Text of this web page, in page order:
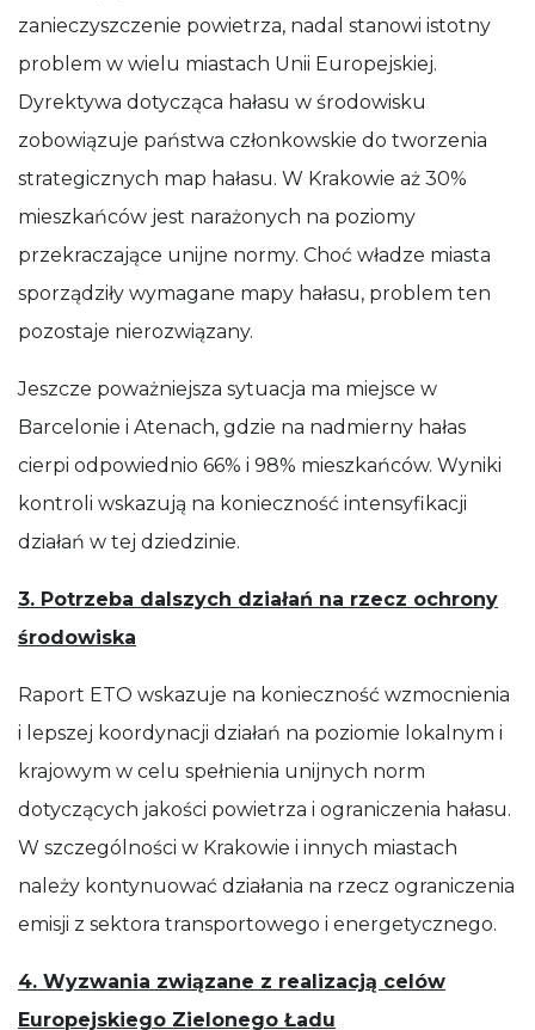
zanieczyszczenie powietrza, nadal stanowi istotny
problem w wielu miastach Unii Europejskiej.
Dyrektywa dotycząca hałasu w środowisku
zobowiązuje państwa członkowskie do tworzenia
strategicznych map hałasu. W Krakowie aż 30%
mieszkańców jest narażonych na poziomy
przekraczające unijne normy. Choć władze miasta
sporządziły wymagane mapy hałasu, problem ten
pozostaje nierozwiązany.
Jeszcze poważniejsza sytuacja ma miejsce w
Barcelonie i Atenach, gdzie na nadmierny hałas
cierpi odpowiednio 66% i 98% mieszkańców. Wyniki
kontroli wskazują na konieczność intensyfikacji
działań w tej dziedzinie.
3. Potrzeba dalszych działań na rzecz ochrony
środowiska
Raport ETO wskazuje na konieczność wzmocnienia
i lepszej koordynacji działań na poziomie lokalnym i
krajowym w celu spełnienia unijnych norm
dotyczących jakości powietrza i ograniczenia hałasu.
W szczególności w Krakowie i innych miastach
należy kontynuować działania na rzecz ograniczenia
emisji z sektora transportowego i energetycznego.
4. Wyzwania związane z realizacją celów
Europejskiego Zielonego Ładu